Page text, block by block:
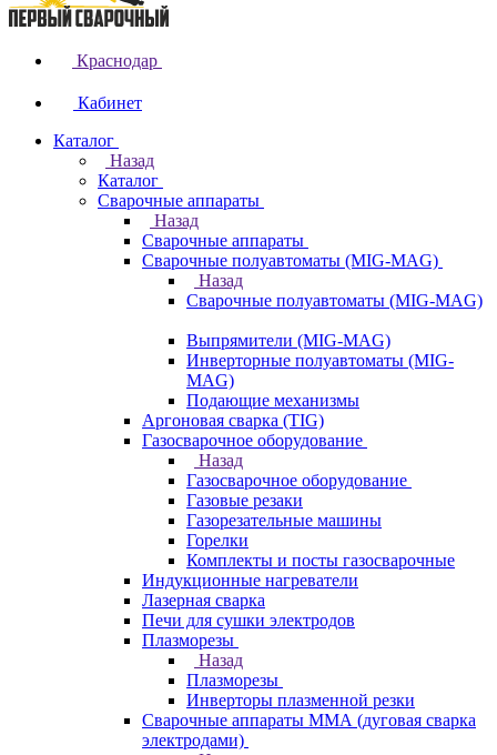
Краснодар
Кабинет
Каталог
Назад
Каталог
Сварочные аппараты
Назад
Сварочные аппараты
Сварочные полуавтоматы (MIG-MAG)
Назад
Сварочные полуавтоматы (MIG-MAG)
Выпрямители (MIG-MAG)
Инверторные полуавтоматы (MIG-
MAG)
Подающие механизмы
Аргоновая сварка (TIG)
Газосварочное оборудование
Назад
Газосварочное оборудование
Газовые резаки
Газорезательные машины
Горелки
Комплекты и посты газосварочные
Индукционные нагреватели
Лазерная сварка
Печи для сушки электродов
Плазморезы
Назад
Плазморезы
Инверторы плазменной резки
Сварочные аппараты ММА (дуговая сварка
электродами)